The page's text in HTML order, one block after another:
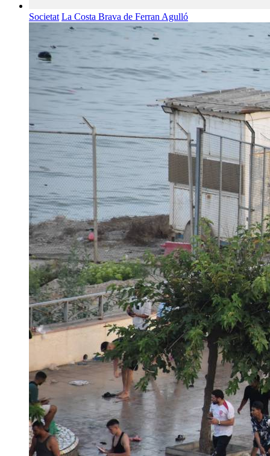
Societat La Costa Brava de Ferran Agulló